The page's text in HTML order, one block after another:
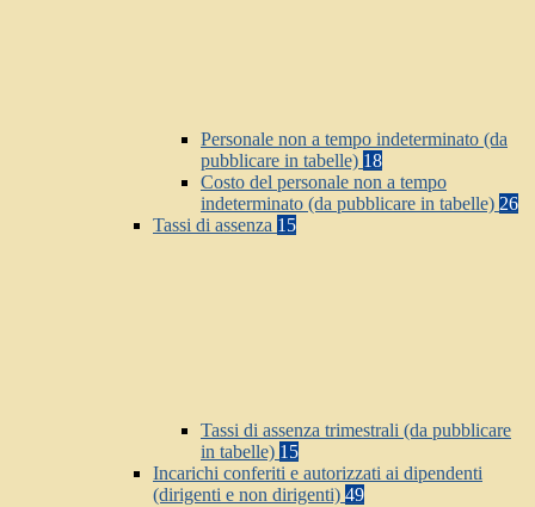
Personale non a tempo indeterminato (da
pubblicare in tabelle) 18
Costo del personale non a tempo
indeterminato (da pubblicare in tabelle) 26
Tassi di assenza 15
Tassi di assenza trimestrali (da pubblicare
in tabelle) 15
Incarichi conferiti e autorizzati ai dipendenti
(dirigenti e non dirigenti) 49